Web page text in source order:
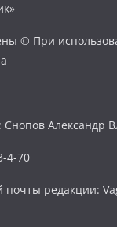
© При
Снопов Александр
4-70
почты редакции: